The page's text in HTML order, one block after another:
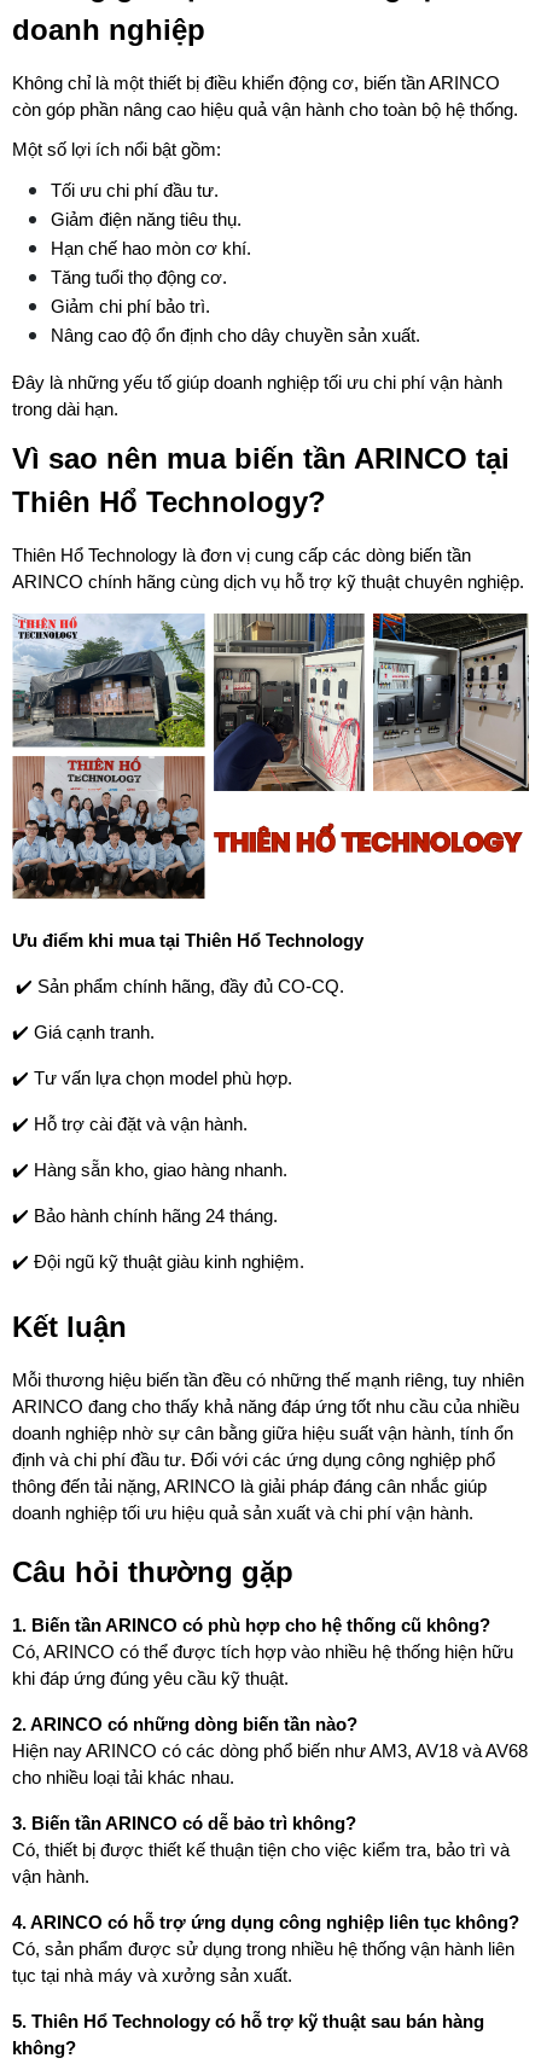
doanh nghiệp
Không chỉ là một thiết bị điều khiển động cơ, biến tần ARINCO
còn góp phần nâng cao hiệu quả vận hành cho toàn bộ hệ thống.
Một số lợi ích nổi bật gồm:
Tối ưu chi phí đầu tư.
Giảm điện năng tiêu thụ.
Hạn chế hao mòn cơ khí.
Tăng tuổi thọ động cơ.
Giảm chi phí bảo trì.
Nâng cao độ ổn định cho dây chuyền sản xuất.
Đây là những yếu tố giúp doanh nghiệp tối ưu chi phí vận hành
trong dài hạn.
Vì sao nên mua biến tần ARINCO tại
Thiên Hổ Technology?
Thiên Hổ Technology là đơn vị cung cấp các dòng biến tần
ARINCO chính hãng cùng dịch vụ hỗ trợ kỹ thuật chuyên nghiệp.
Ưu điểm khi mua tại Thiên Hổ Technology
✔️ Sản phẩm chính hãng, đầy đủ CO-CQ.
✔️ Giá cạnh tranh.
✔️ Tư vấn lựa chọn model phù hợp.
✔️ Hỗ trợ cài đặt và vận hành.
✔️ Hàng sẵn kho, giao hàng nhanh.
✔️ Bảo hành chính hãng 24 tháng.
✔️ Đội ngũ kỹ thuật giàu kinh nghiệm.
Kết luận
Mỗi thương hiệu biến tần đều có những thế mạnh riêng, tuy nhiên
ARINCO đang cho thấy khả năng đáp ứng tốt nhu cầu của nhiều
doanh nghiệp nhờ sự cân bằng giữa hiệu suất vận hành, tính ổn
định và chi phí đầu tư. Đối với các ứng dụng công nghiệp phổ
thông đến tải nặng, ARINCO là giải pháp đáng cân nhắc giúp
doanh nghiệp tối ưu hiệu quả sản xuất và chi phí vận hành.
Câu hỏi thường gặp
1. Biến tần ARINCO có phù hợp cho hệ thống cũ không?
Có, ARINCO có thể được tích hợp vào nhiều hệ thống hiện hữu
khi đáp ứng đúng yêu cầu kỹ thuật.
2. ARINCO có những dòng biến tần nào?
Hiện nay ARINCO có các dòng phổ biến như AM3, AV18 và AV68
cho nhiều loại tải khác nhau.
3. Biến tần ARINCO có dễ bảo trì không?
Có, thiết bị được thiết kế thuận tiện cho việc kiểm tra, bảo trì và
vận hành.
4. ARINCO có hỗ trợ ứng dụng công nghiệp liên tục không?
Có, sản phẩm được sử dụng trong nhiều hệ thống vận hành liên
tục tại nhà máy và xưởng sản xuất.
5. Thiên Hổ Technology có hỗ trợ kỹ thuật sau bán hàng
không?